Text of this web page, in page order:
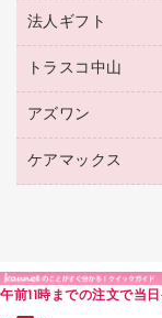
パイプ式ファイ
その他ファイ
クリヤーホルダ
クリヤーブッ
クリヤーブッ
Ｚ式ファイル
ボールペン（
ボールペン（
シャープペン
針なしステー
紙めくり
裁断機
印章用品
陳列什器
紙手提げ袋
レジ・ポリ袋
ディスプレイ用
カウンター／
東急ハンズ
法人ギフト
高島屋
高島屋（食品
カウネットギ
トラスコ中山
建築・作業用品
アズワン
医療・介護用
ケアマックス
午前11時までの注文で当日